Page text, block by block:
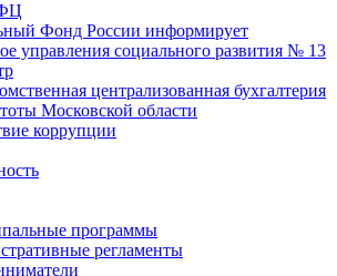
Фонд России информирует
управления социального развития № 13
централизованная бухгалтерия
Московской области
коррупции
программы
регламенты